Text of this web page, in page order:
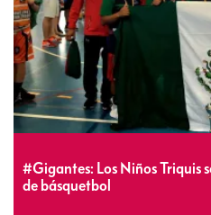
#Gigantes: Los Niños Triquis
de básquetbol